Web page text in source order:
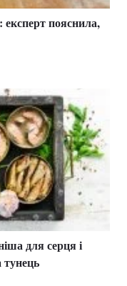
експерт пояснила,
для серця і